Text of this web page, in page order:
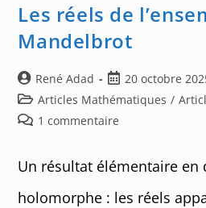
Les réels de
Mandelbrot
Auteur/autrice
de
la
publication :
René Adad
Post
published:
20 octobre
Post
category:
Articles Mathématiques /
Post1 commentaire
Un résultat élémentaire en
holomorphe : les réels